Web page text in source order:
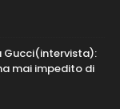
Gucci(intervista):
mai impedito di